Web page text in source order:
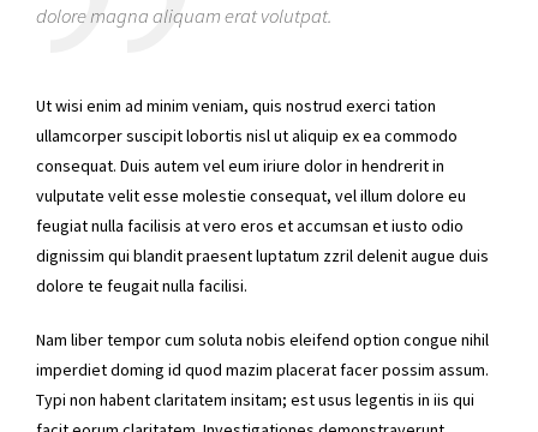
dolore magna aliquam erat volutpat.
Ut wisi enim ad minim veniam, quis nostrud exerci tation
ullamcorper suscipit lobortis nisl ut aliquip ex ea commodo
consequat. Duis autem vel eum iriure dolor in hendrerit in
vulputate velit esse molestie consequat, vel illum dolore eu
feugiat nulla facilisis at vero eros et accumsan et iusto odio
dignissim qui blandit praesent luptatum zzril delenit augue duis
dolore te feugait nulla facilisi.
Nam liber tempor cum soluta nobis eleifend option congue nihil
imperdiet doming id quod mazim placerat facer possim assum.
Typi non habent claritatem insitam; est usus legentis in iis qui